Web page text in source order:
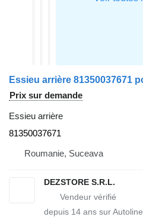
Prix sur demande
Essieu arrière
81350037671
Roumanie, Suceava
DEZSTORE S.R.L.
depuis 14 ans sur Autoline